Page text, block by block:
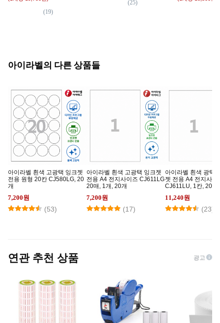
(19)
(25)
아이라벨의 다른 상품들
아이라벨 흰색 고광택 잉크젯
전용 원형 20칸 CJ580LG, 20
개
7,200원
(53)
아이라벨 흰색 고광택 잉크젯
전용 A4 전지사이즈 CJ611LG
20매, 1개, 20개
7,200원
(17)
아이라벨 흰색 광택
젯 전용 A4 전지사이
CJ611LU, 1칸, 20개
11,240원
(23)
연관 추천 상품 광고